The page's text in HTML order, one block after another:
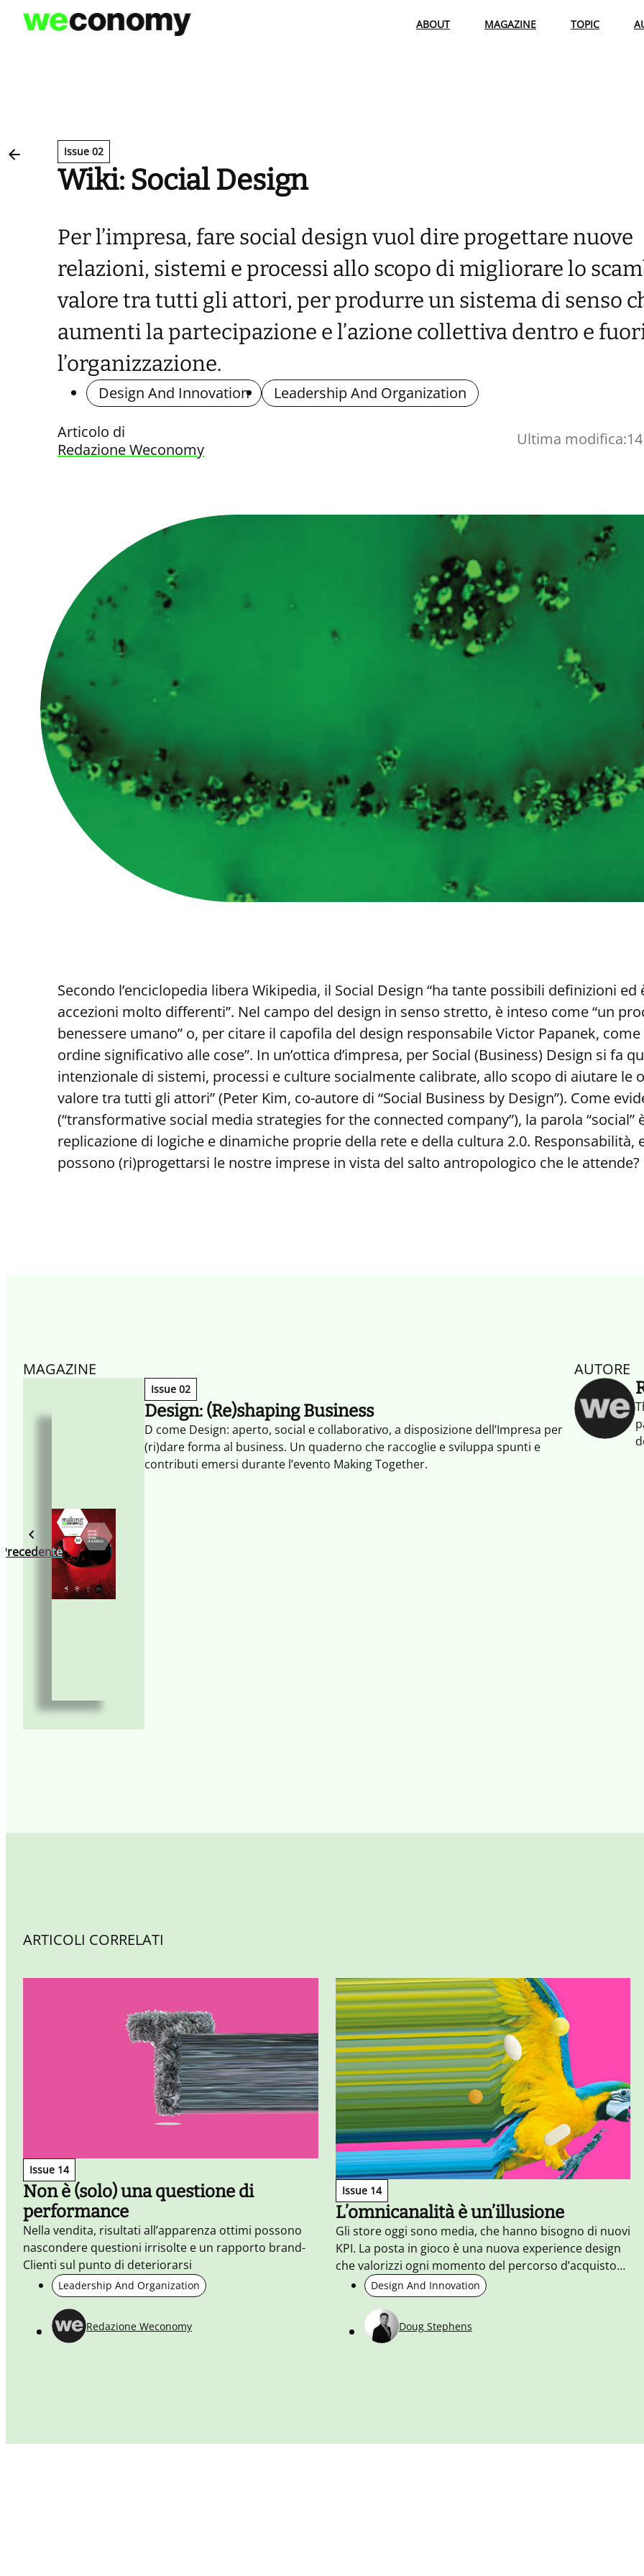
Vai
ABOUT MAGAZINE TOPIC
Issue 02
Wiki: Social Design
Per l’impresa, fare social design vuol dire progettare nuove
relazioni, sistemi e processi allo scopo di migliorare lo
valore tra tutti gli attori, per produrre un sistema di senso
aumenti la partecipazione e l’azione collettiva dentro e
l’organizzazione.
Design And Innovation
Leadership And Organization
Articolo di
Redazione Weconomy
Ultima modifica:
Secondo l’enciclopedia libera Wikipedia, il Social Design “ha tante possibili definizioni
accezioni molto differenti”. Nel campo del design in senso stretto, è inteso come “un
benessere umano” o, per citare il capofila del design responsabile Victor Papanek,
ordine significativo alle cose”. In un’ottica d’impresa, per Social (Business) Design si fa
intenzionale di sistemi, processi e culture socialmente calibrate, allo scopo di aiutare le
valore tra tutti gli attori” (Peter Kim, co-autore di “Social Business by Design”). Come
(“transformative social media strategies for the connected company”), la parola
replicazione di logiche e dinamiche proprie della rete e della cultura 2.0.
possono (ri)progettarsi le nostre imprese in vista del salto antropologico che le attende?
Precedente
MAGAZINE
Issue 02
Design: (Re)shaping Business
D come Design: aperto, social e collaborativo, a disposizione dell’Impresa per
(ri)dare forma al business. Un quaderno che raccoglie e sviluppa spunti e
contributi emersi durante l’evento Making Together.
AUTORE
ARTICOLI CORRELATI
Issue 14
Non è (solo) una questione di
performance
Nella vendita, risultati all’apparenza ottimi possono
nascondere questioni irrisolte e un rapporto brand-
Clienti sul punto di deteriorarsi
Leadership And Organization
Redazione Weconomy
Issue 14
L’omnicanalità è un’illusione
Gli store oggi sono media, che hanno bisogno di nuovi
KPI. La posta in gioco è una nuova experience design
che valorizzi ogni momento del percorso d’acquisto
dei Clienti.Design And Innovation
Doug Stephens